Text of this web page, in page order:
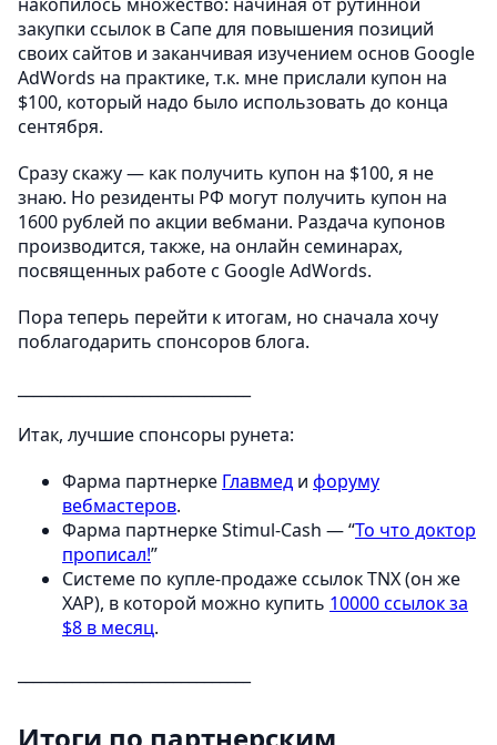
закупки ссылок в Сапе для повышения позиций
своих сайтов и заканчивая изучением основ Google
AdWords на практике, т.к. мне прислали купон на
$100, который надо было использовать до конца
сентября.
Сразу скажу — как получить купон на $100, я не
знаю. Но резиденты РФ могут получить купон на
1600 рублей по акции вебмани. Раздача купонов
производится, также, на онлайн семинарах,
посвященных работе с Google AdWords.
Пора теперь перейти к итогам, но сначала хочу
поблагодарить спонсоров блога.
Итак, лучшие спонсоры рунета:
Фарма партнерке Главмед и форуму
вебмастеров.
Фарма партнерке Stimul-Cash — “То что доктор
прописал!”
Системе по купле-продаже ссылок TNX (он же
XAP), в которой можно купить 10000 ссылок за
$8 в месяц.
Итоги по партнерским